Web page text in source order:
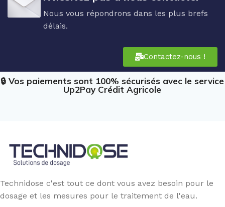
Nous vous répondrons dans les plus brefs
délais.
Contactez-nous !
🔒 Vos paiements sont 100% sécurisés avec le service
Up2Pay Crédit Agricole
Technidose c'est tout ce dont vous avez besoin pour le
dosage et les mesures pour le traitement de l'eau.